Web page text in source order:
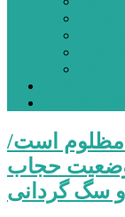
مظلوم است/
حجاب
و سگ گردانی